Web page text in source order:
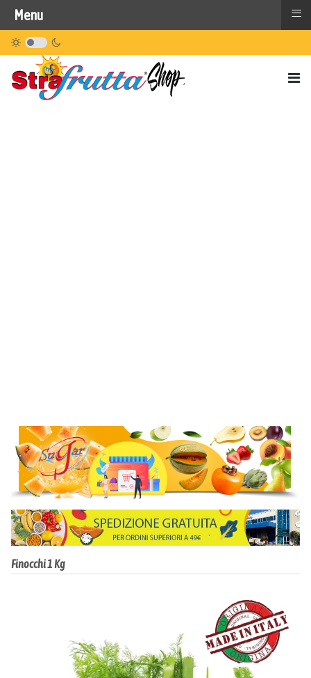
Finocchi 1 Kg
Menu ≡